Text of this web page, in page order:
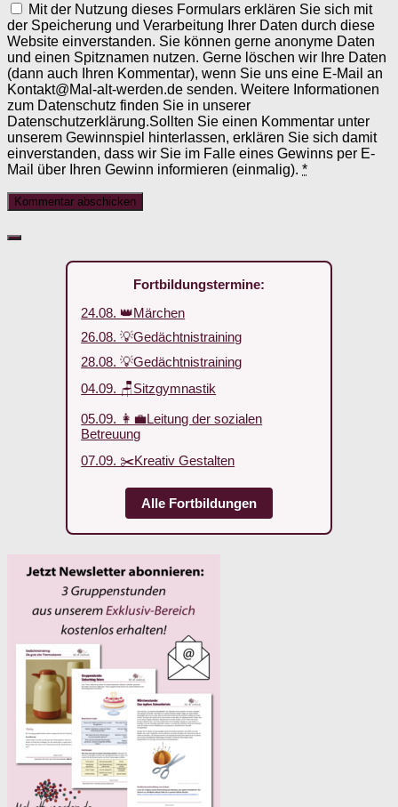
Mit der Nutzung dieses Formulars erklären Sie sich mit
der Speicherung und Verarbeitung Ihrer Daten durch diese
Website einverstanden. Sie können gerne anonyme Daten
und einen Spitznamen nutzen. Gerne löschen wir Ihre Daten
(dann auch Ihren Kommentar), wenn Sie uns eine E-Mail an
Kontakt@Mal-alt-werden.de senden. Weitere Informationen
zum Datenschutz finden Sie in unserer
Datenschutzerklärung.Sollten Sie einen Kommentar unter
unserem Gewinnspiel hinterlassen, erklären Sie sich damit
einverstanden, dass wir Sie im Falle eines Gewinns per E-
Mail über Ihren Gewinn informieren (einmalig). *
Fortbildungstermine:
24.08. 👑Märchen
26.08. 💡Gedächtnistraining
28.08. 💡Gedächtnistraining
04.09. 🪑Sitzgymnastik
05.09. 👩‍💼Leitung der sozialen
Betreuung
07.09. ✂️Kreativ Gestalten
Alle Fortbildungen